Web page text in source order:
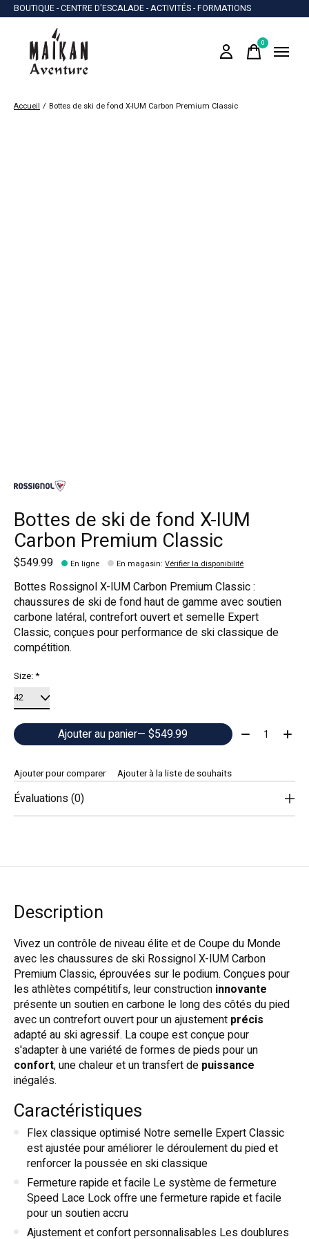
BOUTIQUE - CENTRE D'ESCALADE - ACTIVITÉS - FORMATIONS
0items
Accueil / Bottes de ski de fond X-IUM Carbon Premium Classic
Bottes de ski de fond X-IUM
Carbon Premium Classic
$549.99 En ligne En magasin:Vérifier la disponibilité
Bottes Rossignol X-IUM Carbon Premium Classic :
chaussures de ski de fond haut de gamme avec soutien
carbone latéral, contrefort ouvert et semelle Expert
Classic, conçues pour performance de ski classique de
compétition.
Size:*
Ajouter au panier — $549.99 Quantité:
Ajouter pour comparer Ajouter à la liste de souhaits
Évaluations (0)
Description
Vivez un contrôle de niveau élite et de Coupe du Monde
avec les chaussures de ski Rossignol X-IUM Carbon
Premium Classic, éprouvées sur le podium. Conçues pour
les athlètes compétitifs, leur construction innovante
présente un soutien en carbone le long des côtés du pied
avec un contrefort ouvert pour un ajustement précis
adapté au ski agressif. La coupe est conçue pour
s'adapter à une variété de formes de pieds pour un
confort, une chaleur et un transfert de puissance
inégalés.
Caractéristiques
Flex classique optimisé Notre semelle Expert Classic
est ajustée pour améliorer le déroulement du pied et
renforcer la poussée en ski classique
Fermeture rapide et facile Le système de fermeture
Speed Lace Lock offre une fermeture rapide et facile
pour un soutien accru
Ajustement et confort personnalisables Les doublures